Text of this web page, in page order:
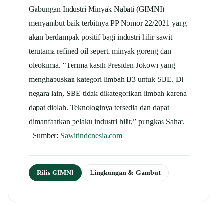
Gabungan Industri Minyak Nabati (GIMNI)
menyambut baik terbitnya PP Nomor 22/2021 yang
akan berdampak positif bagi industri hilir sawit
terutama refined oil seperti minyak goreng dan
oleokimia. “Terima kasih Presiden Jokowi yang
menghapuskan kategori limbah B3 untuk SBE. Di
negara lain, SBE tidak dikategorikan limbah karena
dapat diolah. Teknologinya tersedia dan dapat
dimanfaatkan pelaku industri hilir,” pungkas Sahat.
Sumber: Sawitindonesia.com
Rilis GIMNI Lingkungan & Gambut